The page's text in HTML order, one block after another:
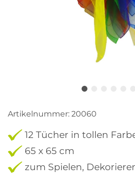
Artikelnummer: 20060
12 Tücher in tollen
65 x 65 cm
zum Spielen,